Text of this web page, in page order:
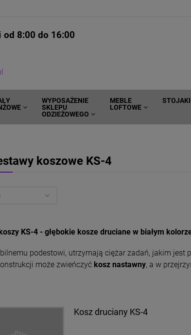
od 8:00 do 16:00
WYPOSAŻENIE
SKLEPU
ODZIEŻOWEGO
MEBLE
LOFTOWE
STOJAKI
koszowe KS-4
KS-4 - głębokie kosze druciane w białym
podestowi, utrzymają ciężar zadań, jakim jest
może zwieńczyć kosz nastawny, a w
Kosz druciany KS-4